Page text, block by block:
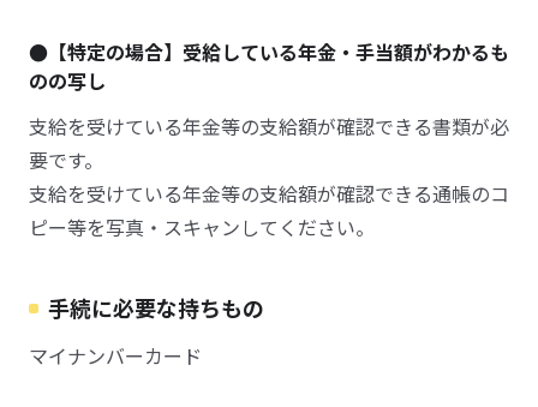
●【特定の場合】受給している年金・手当額がわかるも
のの写し
支給を受けている年金等の支給額が確認できる書類が必
要です。
支給を受けている年金等の支給額が確認できる通帳のコ
ピー等を写真・スキャンしてください。
手続に必要な持ちもの
マイナンバーカード